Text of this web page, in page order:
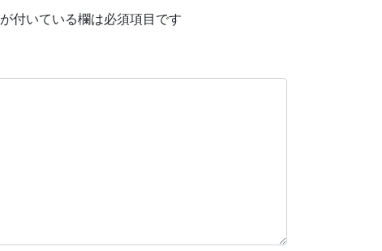
が付いている欄は必須項目です